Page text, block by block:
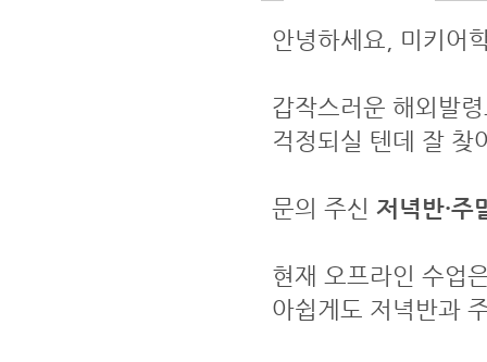
안녕하세요, 미키어
갑작스러운 해외발
걱정되실 텐데 잘 찾
문의 주신 저녁반·주
현재 오프라인 수업
아쉽게도 저녁반과